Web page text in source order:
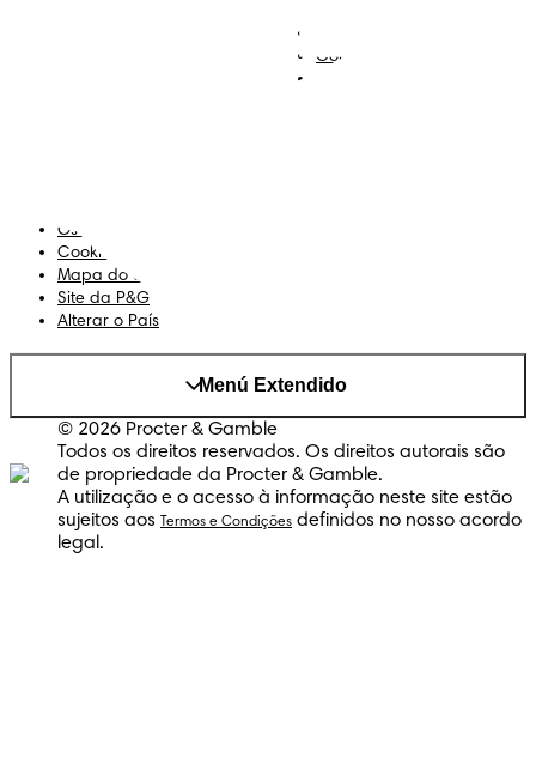
Contacta-nos
Os Meus Dados
Cookies
Mapa do Site
Site da P&G
Alterar o País
Menú Extendido
© 2026 Procter & Gamble
Todos os direitos reservados. Os direitos autorais são
de propriedade da Procter & Gamble.
A utilização e o acesso à informação neste site estão
sujeitos aos
Termos e Condições definidos no nosso acordo
legal.